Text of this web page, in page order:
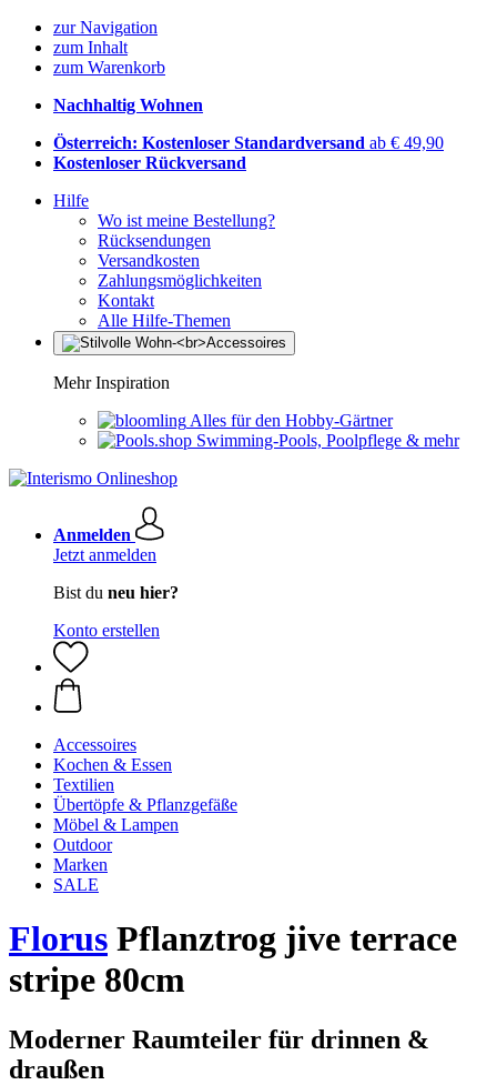
zur Navigation
zum Inhalt
zum Warenkorb
Nachhaltig Wohnen
Österreich: Kostenloser Standardversand ab € 49,90
Kostenloser Rückversand
Hilfe
Wo ist meine Bestellung?
Rücksendungen
Versandkosten
Zahlungsmöglichkeiten
Kontakt
Alle Hilfe-Themen
Mehr Inspiration
Alles für den Hobby-Gärtner
Swimming-Pools, Poolpflege & mehr
Anmelden
Jetzt anmelden
Bist du neu hier?
Konto erstellen
Accessoires
Kochen & Essen
Textilien
Übertöpfe & Pflanzgefäße
Möbel & Lampen
Outdoor
Marken
SALE
Florus Pflanztrog jive terrace
stripe 80cm
Moderner Raumteiler für drinnen &
draußen